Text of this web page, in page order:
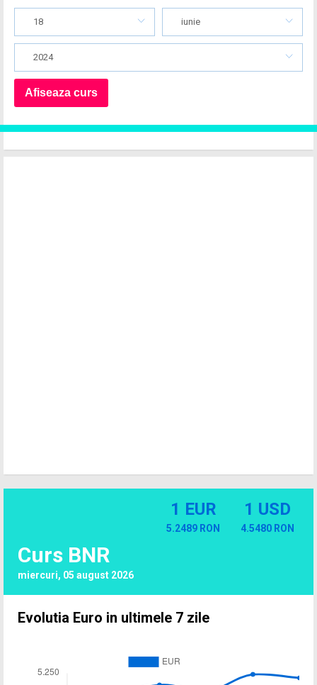
18 iunie
2024
Curs BNR
miercuri, 05 august 2026
1 EUR
5.2489 RON
1 USD
4.5480 RON
Evolutia Euro in ultimele 7 zile